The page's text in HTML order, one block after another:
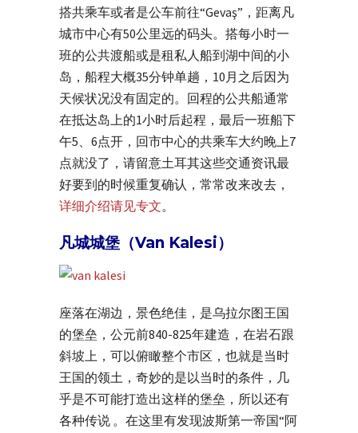
搭共乘车或者是公车前往“Gevaş”，距离凡
城市中心有50公里远的码头。搭每小时一
班的公共渡船或是租私人船到湖中间的小
岛，船程大概35分钟单趟，10月之后因为
天候状况没有固定的。回程的公共船通常
在抵达岛上的1小时后起程，最后一班船下
午5、6点开，回市中心的共乘车大约晚上7
点就没了，请留意土耳其这些交通资讯最
好要到的时候重复确认，常常改来改去，
详细介绍请见专文。
凡城城堡（Van Kalesi）
座落在湖边，景色绝佳，是乌拉尔图王国
的堡垒，公元前840-825年建造，在岩石跟
斜坡上，可以俯瞰整个市区，也就是当时
王国的领土，奇妙的是以当时的条件，几
乎是不可能打造出这样的堡垒，所以还有
各种传说 。在这里有发现波斯第一帝国“阿